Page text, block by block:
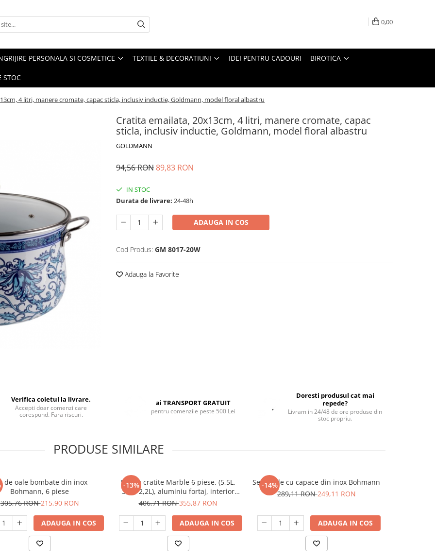
0,00
PERSONALA SI COSMETICE TEXTILE & DECORATIUNI IDEI PENTRU CADOURI BIROTICA
STOC
4 litri, manere cromate, capac sticla, inclusiv inductie, Goldmann, model floral albastru
Cratita emailata, 20x13cm, 4 litri, manere cromate, capac
sticla, inclusiv inductie, Goldmann, model floral albastru
GOLDMANN
94,56 RON89,83 RON
IN STOC
Durata de livrare: 24-48h
ADAUGA IN COS
Cod Produs: GM 8017-20W
Adauga la Favorite
Verifica coletul la livrare.
Accepti doar comenzi care
corespund. Fara riscuri.
ai TRANSPORT GRATUIT
pentru comenzile peste 500 Lei
Doresti produsul cat mai
repede?
Livram in 24/48 de ore produse din
stoc propriu.
PRODUSE SIMILARE
de oale bombate din inox
Bohmann, 6 piese
305,76 RON215,90 RON
ADAUGA IN COS
-13%
Set de cratite Marble 6 piese, (5,5L,
3,1L, 2,2L), aluminiu fortaj, interior
Marmura, Negru
406,71 RON355,87 RON
ADAUGA IN COS
-14%
Set 3 oale cu capace din inox Bohmann
289,11 RON249,11 RON
ADAUGA IN COS